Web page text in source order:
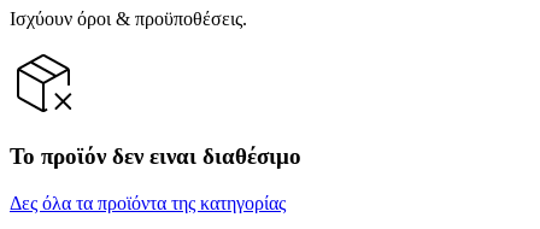
Ισχύουν όροι & προϋποθέσεις.
Το προϊόν δεν ειναι διαθέσιμο
Δες όλα τα προϊόντα της κατηγορίας